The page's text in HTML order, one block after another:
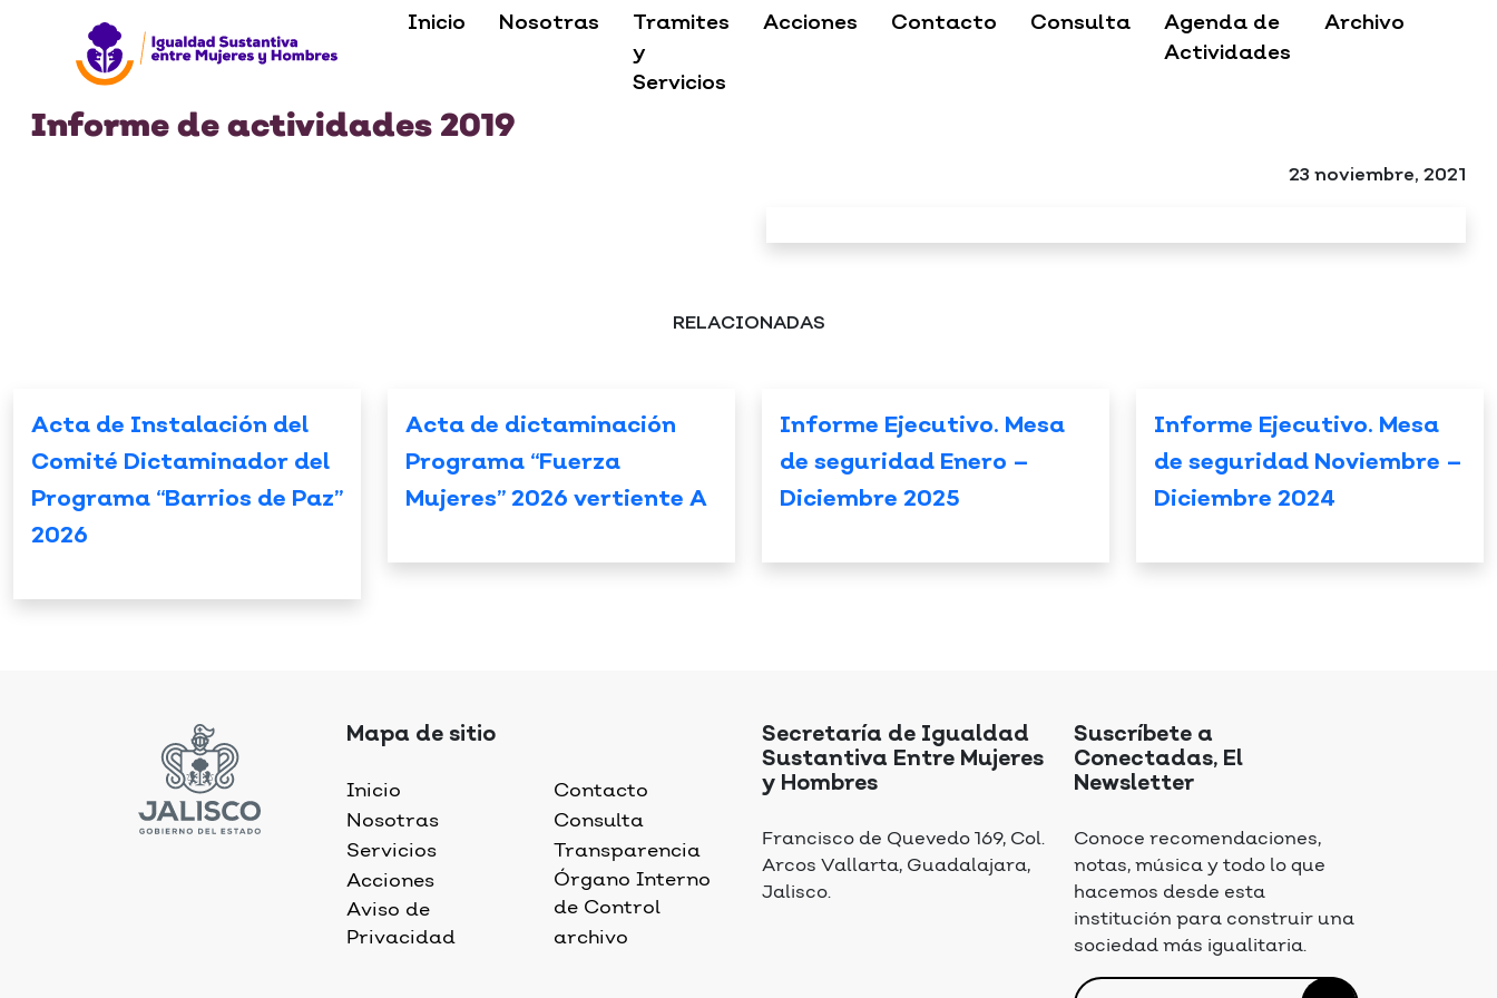
Inicio Nosotras
Tramites
y
Servicios
Acciones Contacto Consulta
Agenda de
Actividades
Archivo
Informe de actividades 2019
23 noviembre, 2021
RELACIONADAS
Acta de Instalación del
Comité Dictaminador del
Programa “Barrios de Paz”
2026
Acta de dictaminación
Programa “Fuerza
Mujeres” 2026 vertiente A
Informe Ejecutivo. Mesa
de seguridad Enero –
Diciembre 2025
Informe Ejecutivo. Mesa
de seguridad Noviembre –
Diciembre 2024
Mapa de sitio
Inicio
Nosotras
Servicios
Acciones
Aviso de
Privacidad
Contacto
Consulta
Transparencia
Órgano Interno
de Control
archivo
Secretaría de Igualdad
Sustantiva Entre Mujeres
y Hombres
Francisco de Quevedo 169, Col.
Arcos Vallarta, Guadalajara,
Jalisco.
Suscríbete a
Conectadas, El
Newsletter
Conoce recomendaciones,
notas, música y todo lo que
hacemos desde esta
institución para construir una
sociedad más igualitaria.